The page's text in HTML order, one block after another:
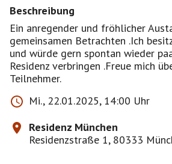
Beschreibung
Ein anregender und fröhlicher
gemeinsamen Betrachten .Ich
und würde gern spontan wieder
Residenz verbringen .Freue mich
Teilnehmer.
Mi., 22.01.2025, 14:00 Uhr
Residenz München
Residenzstraße 1, 80333